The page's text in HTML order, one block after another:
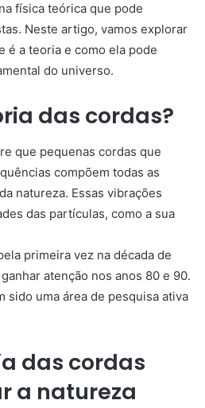
física teórica que pode
Neste artigo, vamos explorar
é a teoria e como ela pode
do universo.
das cordas?
que pequenas cordas que
compõem todas as
natureza. Essas vibrações
das partículas, como a sua
primeira vez na década de
atenção nos anos 80 e 90.
sido uma área de pesquisa ativa
das cordas
a natureza